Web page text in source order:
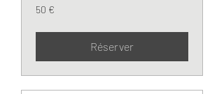
50
euros
50 €
Réserver